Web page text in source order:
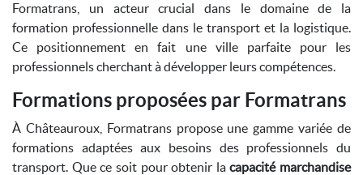
Formatrans, un acteur crucial dans le domaine de la
formation professionnelle dans le transport et la logistique.
Ce positionnement en fait une ville parfaite pour les
professionnels cherchant à développer leurs compétences.
Formations proposées par Formatrans
À Châteauroux, Formatrans propose une gamme variée de
formations adaptées aux besoins des professionnels du
transport. Que ce soit pour obtenir lacapacité marchandise